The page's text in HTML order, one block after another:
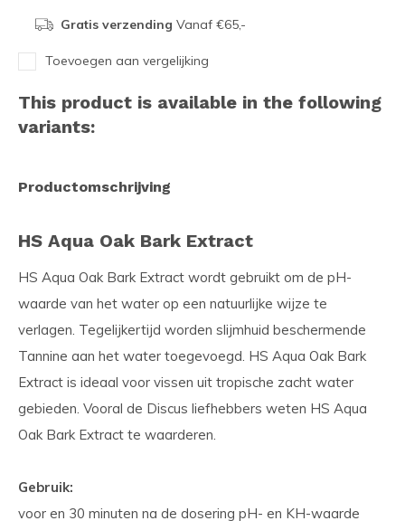
Gratis verzending Vanaf €65,-
Toevoegen aan vergelijking
This product is available in the following
variants:
Productomschrijving
HS Aqua Oak Bark Extract
HS Aqua Oak Bark Extract wordt gebruikt om de pH-
waarde van het water op een natuurlijke wijze te
verlagen. Tegelijkertijd worden slijmhuid beschermende
Tannine aan het water toegevoegd. HS Aqua Oak Bark
Extract is ideaal voor vissen uit tropische zacht water
gebieden. Vooral de Discus liefhebbers weten HS Aqua
Oak Bark Extract te waarderen.
Gebruik:
voor en 30 minuten na de dosering pH- en KH-waarde